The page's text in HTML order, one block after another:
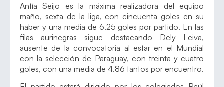
Antía Seijo es la máxima realizadora del equipo
maño, sexta de la liga, con cincuenta goles en su
haber y una media de 6.25 goles por partido. En las
filas aurinegras sigue destacando Dely Leiva,
ausente de la convocatoria al estar en el Mundial
con la selección de Paraguay, con treinta y cuatro
goles, con una media de 4.86 tantos por encuentro.